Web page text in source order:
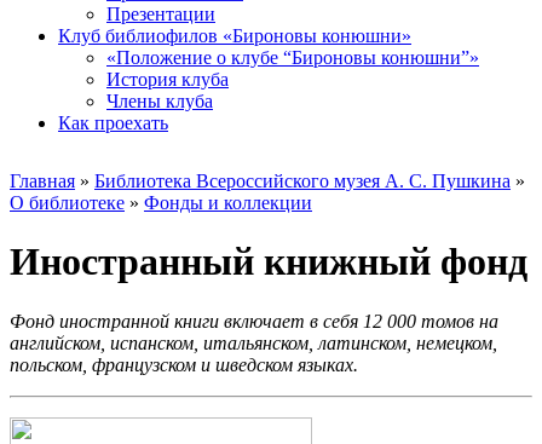
Презентации
Клуб библиофилов «Бироновы конюшни»
«Положение о клубе “Бироновы конюшни”»
История клуба
Члены клуба
Как проехать
Главная » Библиотека Всероссийского музея А. С. Пушкина »
О библиотеке » Фонды и коллекции
Иностранный книжный фонд
Фонд иностранной книги включает в себя 12 000 томов на
английском, испанском, итальянском, латинском, немецком,
польском, французском и шведском языках.